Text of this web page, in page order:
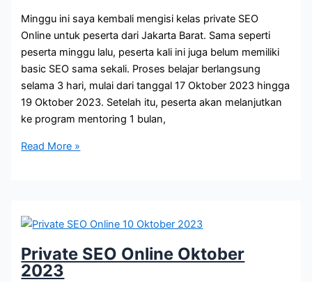
Minggu ini saya kembali mengisi kelas private SEO
Online untuk peserta dari Jakarta Barat. Sama seperti
peserta minggu lalu, peserta kali ini juga belum memiliki
basic SEO sama sekali. Proses belajar berlangsung
selama 3 hari, mulai dari tanggal 17 Oktober 2023 hingga
19 Oktober 2023. Setelah itu, peserta akan melanjutkan
ke program mentoring 1 bulan,
Private
Oktober
2023
Read More »
Private SEO Online Oktober
2023